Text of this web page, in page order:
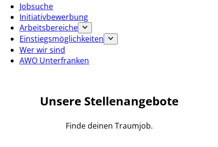
Jobsuche
Initiativbewerbung
Arbeitsbereiche
Einstiegsmöglichkeiten
Wer wir sind
AWO Unterfranken
Unsere Stellenangebote
Finde deinen Traumjob.